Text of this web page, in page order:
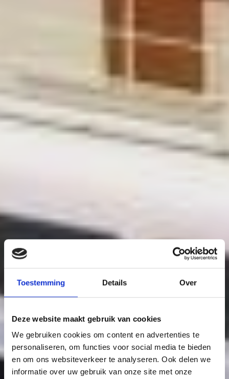
Toestemming Details Over
Deze website maakt gebruik van cookies
We gebruiken cookies om content en advertenties te
personaliseren, om functies voor social media te bieden
en om ons websiteverkeer te analyseren. Ook delen we
informatie over uw gebruik van onze site met onze